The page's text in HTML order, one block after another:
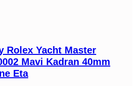
Rolex Yacht Master
Mavi Kadran 40mm
Eta